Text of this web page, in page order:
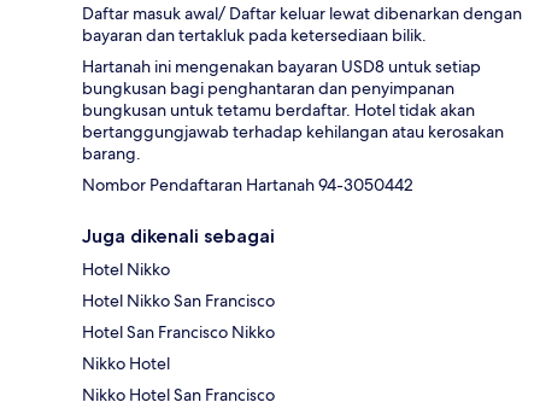
Daftar masuk awal/ Daftar keluar lewat dibenarkan dengan
bayaran dan tertakluk pada ketersediaan bilik.
Hartanah ini mengenakan bayaran USD8 untuk setiap
bungkusan bagi penghantaran dan penyimpanan
bungkusan untuk tetamu berdaftar. Hotel tidak akan
bertanggungjawab terhadap kehilangan atau kerosakan
barang.
Nombor Pendaftaran Hartanah 94-3050442
Juga dikenali sebagai
Hotel Nikko
Hotel Nikko San Francisco
Hotel San Francisco Nikko
Nikko Hotel
Nikko Hotel San Francisco